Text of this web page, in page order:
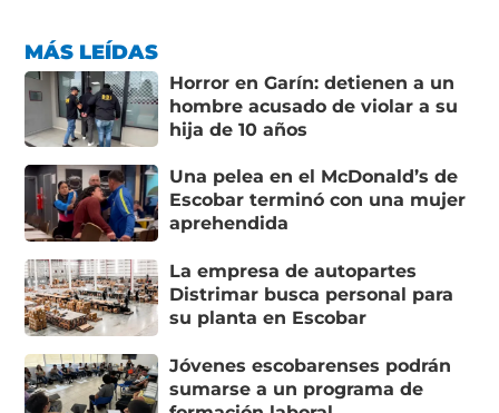
MÁS LEÍDAS
Horror en Garín: detienen a un
hombre acusado de violar a su
hija de 10 años
Una pelea en el McDonald’s de
Escobar terminó con una mujer
aprehendida
La empresa de autopartes
Distrimar busca personal para
su planta en Escobar
Jóvenes escobarenses podrán
sumarse a un programa de